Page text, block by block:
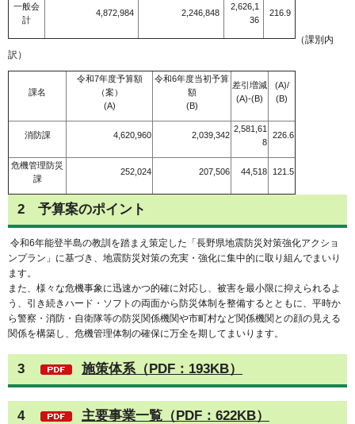
一般会
計
4,872,984 2,246,848
2,626,1
36
216.9
（課別内
訳）
課名
令和7年度予算額
（案）
(A)
令和6年度当初予算
額
(B)
差引増減
(A)-(B)
(A)/
(B)
消防課 4,620,960 2,039,342
2,581,61
8
226.6
危機管理防災
課
252,024 207,506 44,518 121.5
2 予算案のポイント
令和6年能登半島の教訓を踏まえ策定した「長野県地震防災対策強化アクショ
ンプラン」に基づき、地震防災対策の充実・強化に集中的に取り組んでまいり
ます。
また、様々な危機事象に迅速かつ的確に対応し、被害を最小限に抑えられるよ
う、引き続きハード・ソフトの両面から防災体制を整備するとともに、平時か
ら警察・消防・自衛隊等の防災関係機関や市町村など関係機関との顔の見える
関係を構築し、危機管理体制の確保に万全を期してまいります。
3 施策体系（PDF：193KB）
4 主要事業一覧（PDF：622KB）